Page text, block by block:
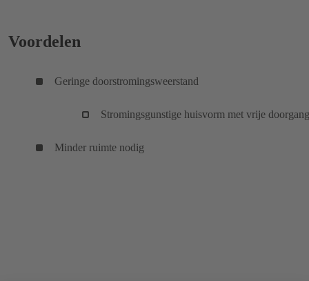
Voordelen
Geringe doorstromingsweerstand
Stromingsgunstige huisvorm met vrije
Minder ruimte nodig